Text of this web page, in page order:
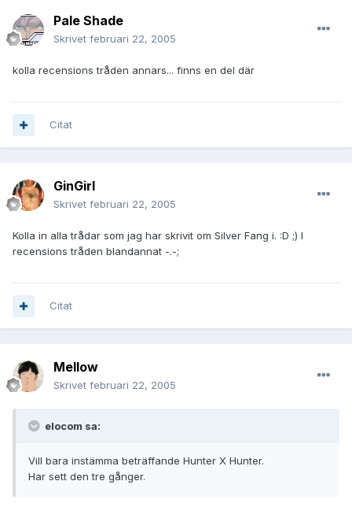
Pale Shade
Skrivet februari 22, 2005
kolla recensions tråden annars... finns en del där
Citat
GinGirl
Skrivet februari 22, 2005
Kolla in alla trådar som jag har skrivit om Silver Fang i. :D ;) I
recensions tråden blandannat -.-;
Citat
Mellow
Skrivet februari 22, 2005
elocom sa:
Vill bara instämma beträffande Hunter X Hunter.
Har sett den tre gånger.